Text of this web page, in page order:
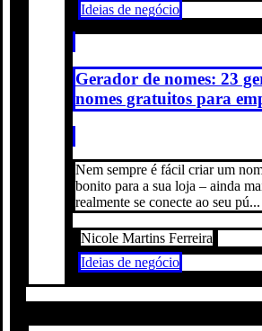
Ideias de negócio
Gerador de nomes: 23
nomes gratuitos para
Nem sempre é fácil criar um
bonito para a sua loja – ainda
realmente se conecte ao seu pú...
Nicole Martins Ferreira
Ideias de negócio